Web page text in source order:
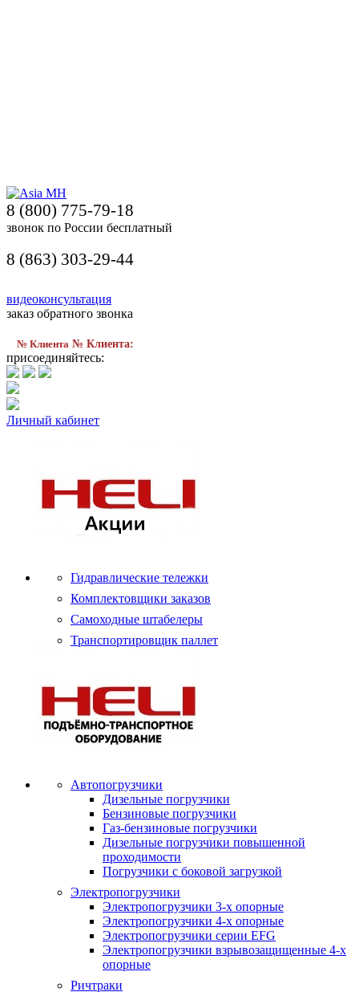
8 (800) 775-79-18
звонок по России бесплатный
8 (863) 303-29-44
видеоконсультация
заказ обратного звонка
№ Клиента № Клиента:
присоединяйтесь:
Личный кабинет
Гидравлические тележки
Комплектовщики заказов
Самоходные штабелеры
Транспортировщик паллет
Автопогрузчики
Дизельные погрузчики
Бензиновые погрузчики
Газ-бензиновые погрузчики
Дизельные погрузчики повышенной
проходимости
Погрузчики с боковой загрузкой
Электропогрузчики
Электропогрузчики 3-х опорные
Электропогрузчики 4-х опорные
Электропогрузчики серии EFG
Электропогрузчики взрывозащищенные 4-х
опорные
Ричтраки